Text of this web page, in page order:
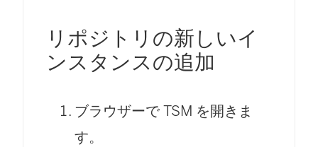
リポジトリの新しいイ
ンスタンスの追加
ブラウザーで TSM を開きま
す。